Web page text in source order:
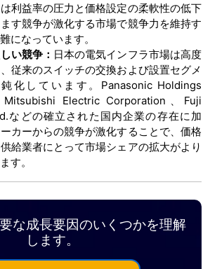
利益率の圧力と価格設定の柔軟性の低下
す競争が激化する市場で競争力を維持す
になっています。
い競争： 日本の電気インフラ市場は高度
従来のスイッチの交換および設置セグメ
化しています。Panasonic Holdings
Electric Corporation、Fuji
などの確立された国内企業の存在に加
カーからの競争が激化することで、価格
給業者にとって市場シェアの拡大がより
す。
な成長要因のいくつかを理解
します。